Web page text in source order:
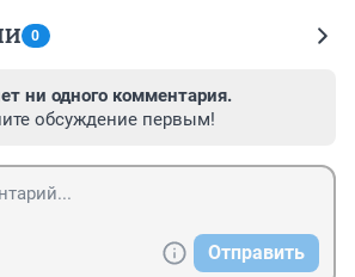
0
ни одного комментария.
обсуждение первым!
Отправить